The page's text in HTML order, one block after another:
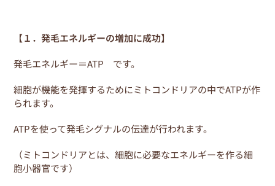
【１．発毛エネルギーの増加に成功】
発毛エネルギー＝ATP です。
細胞が機能を発揮するためにミトコンドリアの中でATPが作
られます。
ATPを使って発毛シグナルの伝達が行われます。
（ミトコンドリアとは、細胞に必要なエネルギーを作る細
胞小器官です）